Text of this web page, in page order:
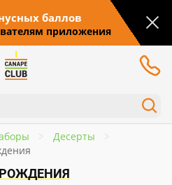
баллов
приложения
Десерты